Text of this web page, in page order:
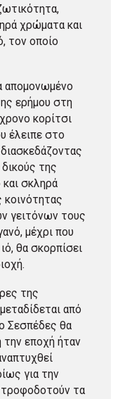
χρώματα και
τον οποίο
απομονωμένο
ερήμου στη
κορίτσι
έλειπε στο
της
σκληρά
κοινότητας
γειτόνων τους
μέχρι που
θα σκορπίσει
της
από
Σεσπέδες θα
την εποχή ήταν
για την
τροφοδοτούν τα